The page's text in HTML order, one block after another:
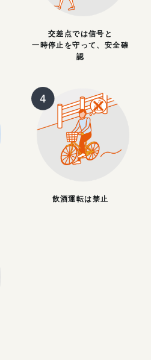
交差点では信号と
一時停止を守って、安全確
認
飲酒運転は禁止